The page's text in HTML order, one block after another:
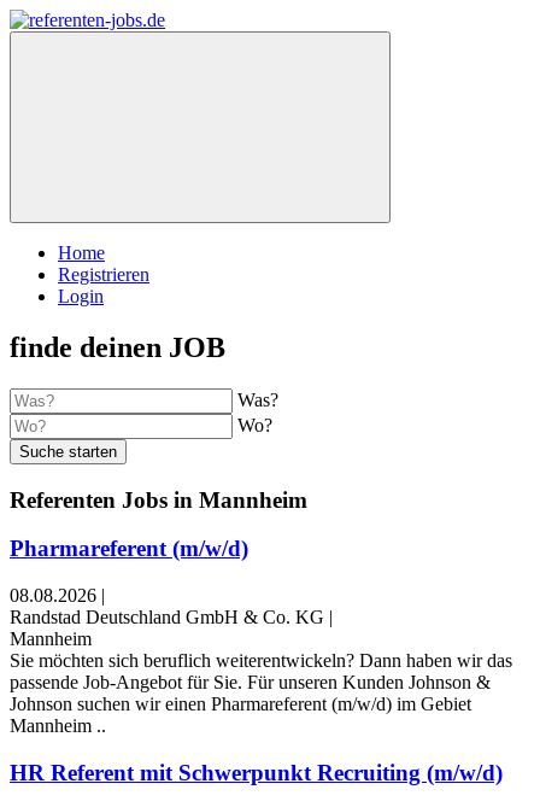
Home
Registrieren
Login
finde deinen JOB
Was?
Wo?
Suche starten
Referenten Jobs in Mannheim
Pharmareferent (m/w/d)
08.08.2026 |
Randstad Deutschland GmbH & Co. KG |
Mannheim
​​​​​​Sie möchten sich beruflich weiterentwickeln? Dann haben wir das
passende Job-Angebot für Sie. Für unseren Kunden Johnson &
Johnson suchen wir einen Pharmareferent (m/w/d) im Gebiet
Mannheim ..
HR Referent mit Schwerpunkt Recruiting (m/w/d)